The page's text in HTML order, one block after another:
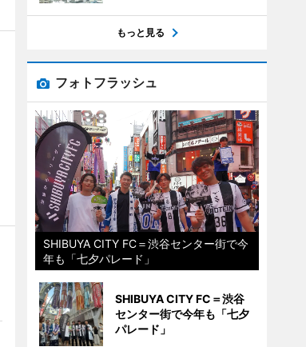
もっと見る
フォトフラッシュ
SHIBUYA CITY FC＝渋谷センター街で今
年も「七夕パレード」
SHIBUYA CITY FC＝渋谷
センター街で今年も「七夕
パレード」